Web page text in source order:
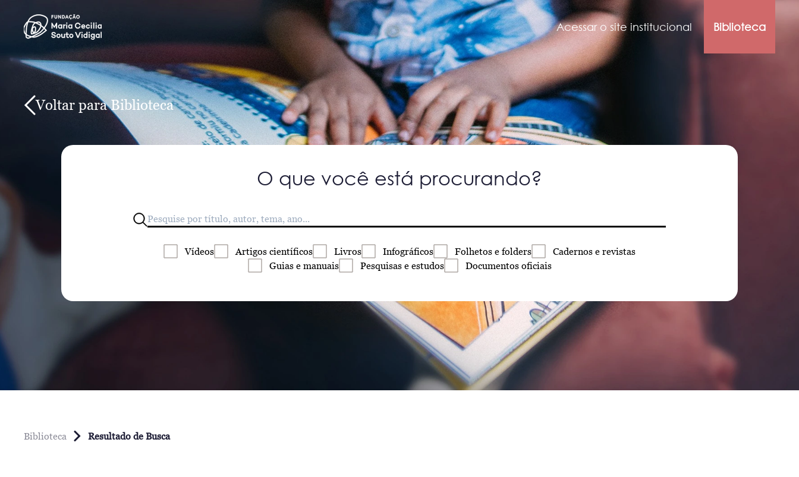
Acessar o site institucional Biblioteca
Voltar para Biblioteca
O que você está procurando?
Vídeos Artigos científicos Livros Infográficos Folhetos e folders Cadernos e revistas
Guias e manuais Pesquisas e estudos Documentos oficiais
Biblioteca Resultado de Busca